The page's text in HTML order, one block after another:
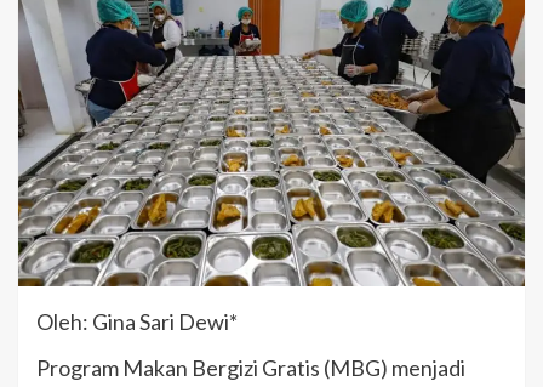
Oleh: Gina Sari Dewi*
Program Makan Bergizi Gratis (MBG) menjadi